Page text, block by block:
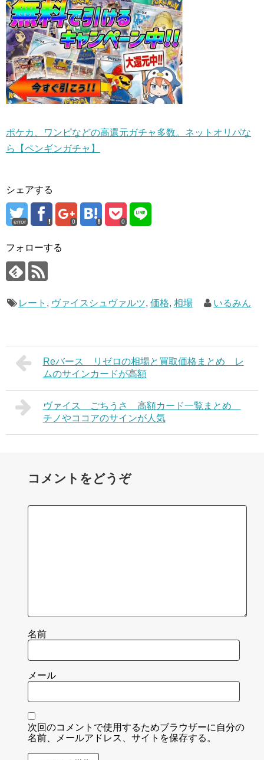
ポケカ、ワンピなどの高還元ガチャ多数。ネットオリパな
ら【ペンギンガチャ】
シェアする
error 0 0
フォローする
レート , ヴァイスシュヴァルツ, 価格, 相場 いるみん
Reバース リゼロの相場と買取価格まとめ レ
ムのサインカードが高額
ヴァイス ごちうさ 高額カード一覧まとめ
チノやココアのサインが人気
コメントをどうぞ
名前
メール
次回のコメントで使用するためブラウザーに自分の
名前、メールアドレス、サイトを保存する。